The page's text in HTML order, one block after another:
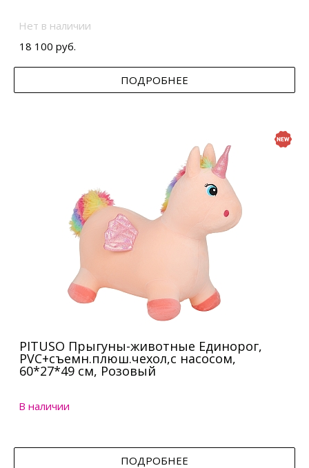
Нет в наличии
18 100 руб.
ПОДРОБНЕЕ
PITUSO Прыгуны-животные Единорог,
PVC+съемн.плюш.чехол,с насосом,
60*27*49 см, Розовый
В наличии
ПОДРОБНЕЕ